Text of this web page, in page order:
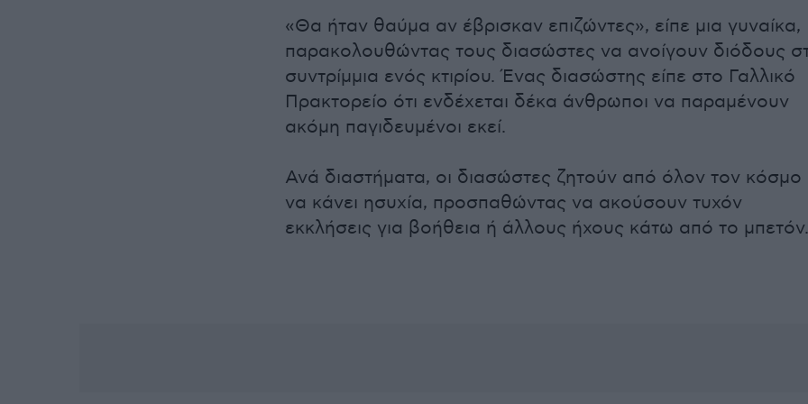
«Θα ήταν θαύμα αν έβρισκαν επιζώντες», είπε μια γυναίκα,
παρακολουθώντας τους διασώστες να ανοίγουν διόδους
συντρίμμια ενός κτιρίου. Ένας διασώστης είπε στο Γαλλικό
Πρακτορείο ότι ενδέχεται δέκα άνθρωποι να παραμένουν
ακόμη παγιδευμένοι εκεί.
Ανά διαστήματα, οι διασώστες ζητούν από όλον τον κόσμο
να κάνει ησυχία, προσπαθώντας να ακούσουν τυχόν
εκκλήσεις για βοήθεια ή άλλους ήχους κάτω από το μπετόν.